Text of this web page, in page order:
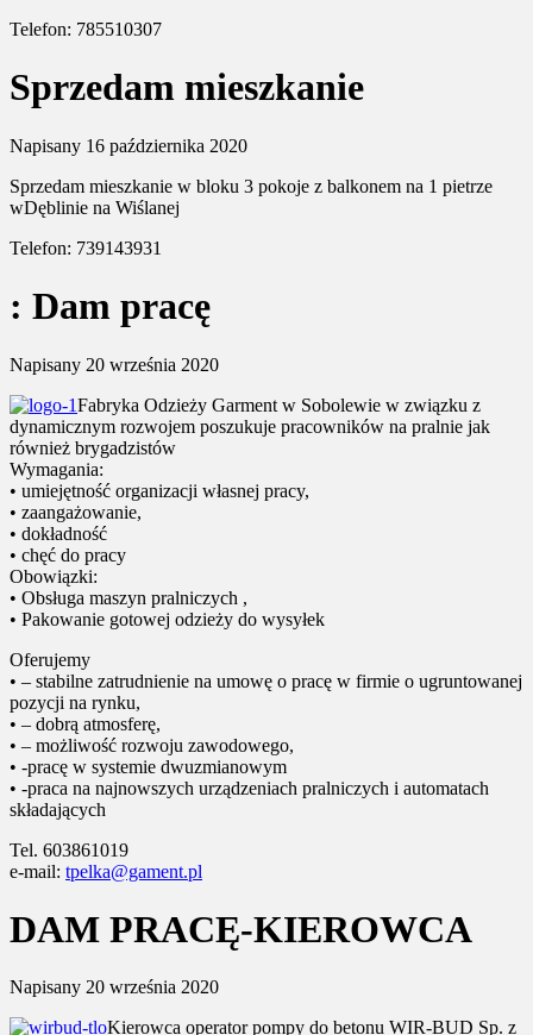
Telefon: 785510307
Sprzedam mieszkanie
Napisany 16 października 2020
Sprzedam mieszkanie w bloku 3 pokoje z balkonem na 1 pietrze
wDęblinie na Wiślanej
Telefon: 739143931
: Dam pracę
Napisany 20 września 2020
Fabryka Odzieży Garment w Sobolewie w związku z
dynamicznym rozwojem poszukuje pracowników na pralnie jak
również brygadzistów
Wymagania:
• umiejętność organizacji własnej pracy,
• zaangażowanie,
• dokładność
• chęć do pracy
Obowiązki:
• Obsługa maszyn pralniczych ,
• Pakowanie gotowej odzieży do wysyłek
Oferujemy
• – stabilne zatrudnienie na umowę o pracę w firmie o ugruntowanej
pozycji na rynku,
• – dobrą atmosferę,
• – możliwość rozwoju zawodowego,
• -pracę w systemie dwuzmianowym
• -praca na najnowszych urządzeniach pralniczych i automatach
składających
Tel. 603861019
e-mail: tpelka@gament.pl
DAM PRACĘ-KIEROWCA
Napisany 20 września 2020
Kierowca operator pompy do betonu WIR-BUD Sp. z